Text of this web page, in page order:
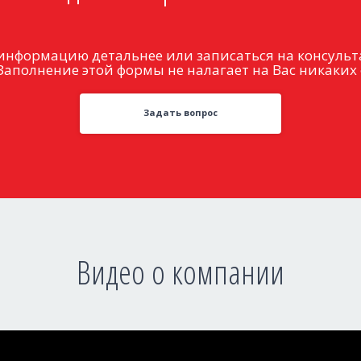
детальнее или записаться на
этой формы не налагает на Вас никаких
Задать вопрос
Видео о компании